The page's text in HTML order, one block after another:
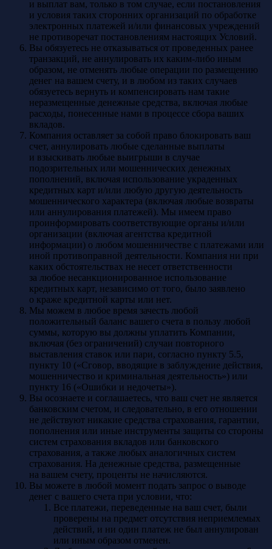
и выплат вам, только в том случае, если постановления
и условия таких сторонних организаций по обработке
электронных платежей и/или финансовых учреждений
не противоречат постановлениям настоящих Условий.
Вы обязуетесь не отказываться от проведенных ранее
транзакций, не аннулировать их каким-либо иным
образом, не отменять любые операции по размещению
денег на вашем счету, и в любом из таких случаев
обязуетесь вернуть и компенсировать нам такие
неразмещенные денежные средства, включая любые
расходы, понесенные нами в процессе сбора ваших
вкладов.
Компания оставляет за собой право блокировать ваш
счет, аннулировать любые сделанные выплаты
и взыскивать любые выигрыши в случае
подозрительных или мошеннических денежных
пополнений, включая использование украденных
кредитных карт и/или любую другую деятельность
мошеннического характера (включая любые возвраты
или аннулирования платежей). Мы имеем право
проинформировать соответствующие органы и/или
организации (включая агентства кредитной
информации) о любом мошенничестве с платежами или
иной противоправной деятельности. Компания ни при
каких обстоятельствах не несет ответственности
за любое несанкционированное использование
кредитных карт, независимо от того, было заявлено
о краже кредитной карты или нет.
Мы можем в любое время зачесть любой
положительный баланс вашего счета в пользу любой
суммы, которую вы должны уплатить Компании,
включая (без ограничений) случаи повторного
выставления ставок или пари, согласно пункту 5.5,
пункту 10 («Сговор, вводящие в заблуждение действия,
мошенничество и криминальная деятельность») или
пункту 16 («Ошибки и недочеты»).
Вы осознаете и соглашаетесь, что ваш счет не является
банковским счетом, и следовательно, в его отношении
не действуют никакие средства страхования, гарантии,
пополнения или иные инструменты защиты со стороны
систем страхования вкладов или банковского
страхования, а также любых аналогичных систем
страхования. На денежные средства, размещенные
на вашем счету, проценты не начисляются.
Вы можете в любой момент подать запрос о выводе
денег с вашего счета при условии, что:
Все платежи, переведенные на ваш счет, были
проверены на предмет отсутствия неприемлемых
действий, и ни один платеж не был аннулирован
или иным образом отменен.